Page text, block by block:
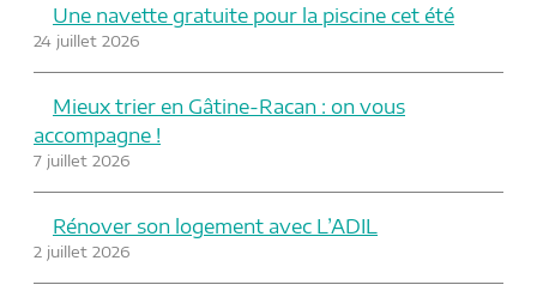
Une navette gratuite pour la piscine cet été
24 juillet 2026
Mieux trier en Gâtine-Racan : on vous
accompagne !
7 juillet 2026
Rénover son logement avec L’ADIL
2 juillet 2026